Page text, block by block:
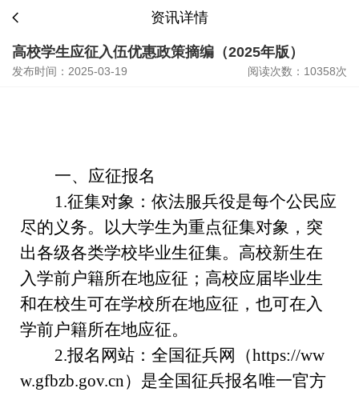
资讯详情
高校学生应征入伍优惠政策摘编（2025年版）
发布时间：2025-03-19 阅读次数：10358次
一、 应征报名
1.征集对象： 依法服兵役是每个公民应
尽的 义务。 以大学生为重点征集对象 ， 突
出各级各类学校毕业生征集。高校新生在
入学前户籍所在地应征； 高校应届毕业生
和在校生可在学校所在地应征，也可在入
学前户籍所在地应征。
2.报名网站： 全国征兵网（https://ww
w.gfbzb.gov.cn） 是全国征兵报名唯一官方